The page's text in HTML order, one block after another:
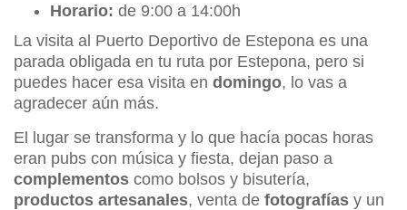
Horario: de 9:00 a 14:00h
La visita al Puerto Deportivo de Estepona es una
parada obligada en tu ruta por Estepona, pero si
puedes hacer esa visita en domingo, lo vas a
agradecer aún más.
El lugar se transforma y lo que hacía pocas horas
eran pubs con música y fiesta, dejan paso a
complementos como bolsos y bisutería,
productos artesanales, venta de fotografías y un